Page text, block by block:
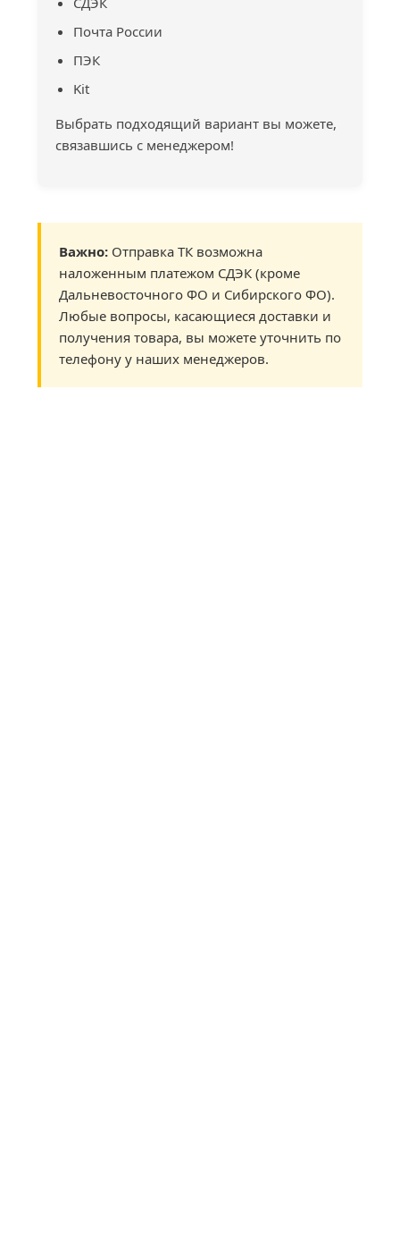
Почта России
ПЭК
Kit
Выбрать подходящий вариант вы можете,
связавшись с менеджером!
Важно: Отправка ТК возможна
наложенным платежом СДЭК (кроме
Дальневосточного ФО и Сибирского ФО).
Любые вопросы, касающиеся доставки и
получения товара, вы можете уточнить по
телефону у наших менеджеров.